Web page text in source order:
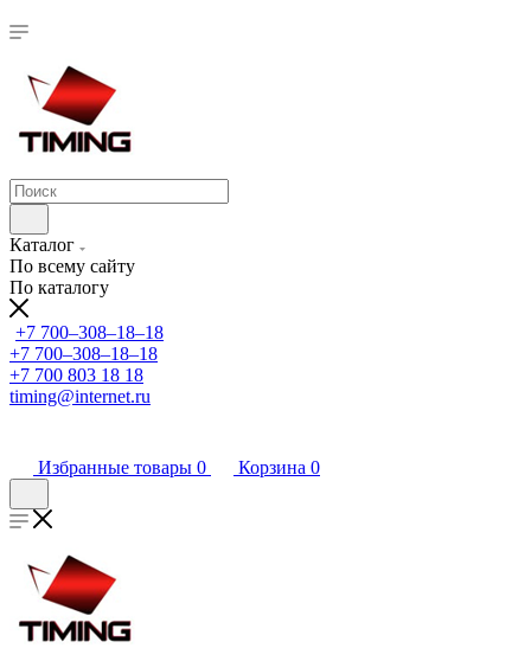
Каталог
По всему сайту
По каталогу
+7 700‒308‒18‒18
+7 700‒308‒18‒18
+7 700 803 18 18
timing@internet.ru
Избранные товары 0 Корзина 0